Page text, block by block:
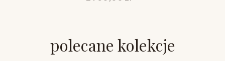
polecane kolekcje